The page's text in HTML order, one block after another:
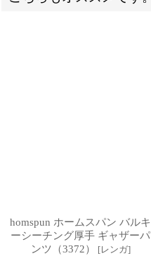
homspun ホームスパン バルキ
ーシーチング厚手 ギャザーパ
ンツ（3372）
[レンガ]